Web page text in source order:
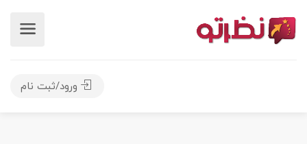
ورود/ثبت نام